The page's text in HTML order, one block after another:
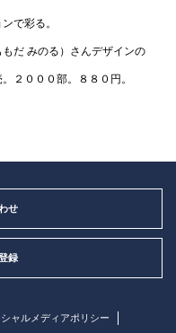
で彩る。
だ みのる）さんデザインの
２０００部。８８０円。
せ
録
ャルメディアポリシー